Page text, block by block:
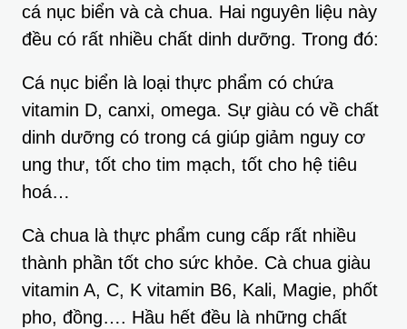
cá nục biển và cà chua. Hai nguyên liệu này
đều có rất nhiều chất dinh dưỡng. Trong đó:
Cá nục biển là loại thực phẩm có chứa
vitamin D, canxi, omega. Sự giàu có về chất
dinh dưỡng có trong cá giúp giảm nguy cơ
ung thư, tốt cho tim mạch, tốt cho hệ tiêu
hoá…
Cà chua là thực phẩm cung cấp rất nhiều
thành phần tốt cho sức khỏe. Cà chua giàu
vitamin A, C, K vitamin B6, Kali, Magie, phốt
pho, đồng…. Hầu hết đều là những chất